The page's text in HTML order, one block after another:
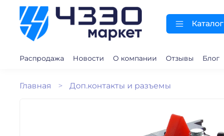
Каталог
Распродажа Новости О компании Отзывы Блог
Главная Доп.контакты и разъемы